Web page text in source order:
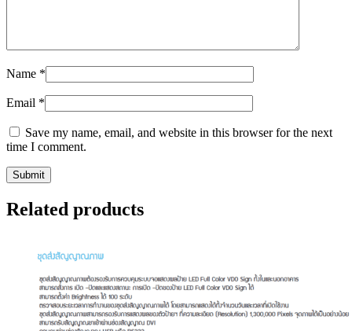
Name *
Email *
Save my name, email, and website in this browser for the next
time I comment.
Related products